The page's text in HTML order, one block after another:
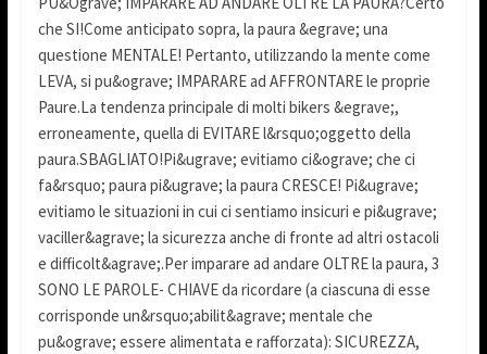
che SI!Come anticipato sopra, la paura &egrave; una
questione MENTALE! Pertanto, utilizzando la mente come
LEVA, si pu&ograve; IMPARARE ad AFFRONTARE le proprie
Paure.La tendenza principale di molti bikers &egrave;,
erroneamente, quella di EVITARE l&rsquo;oggetto della
paura.SBAGLIATO!Pi&ugrave; evitiamo ci&ograve; che ci
fa&rsquo; paura pi&ugrave; la paura CRESCE! Pi&ugrave;
evitiamo le situazioni in cui ci sentiamo insicuri e pi&ugrave;
vaciller&agrave; la sicurezza anche di fronte ad altri ostacoli
e difficolt&agrave;.Per imparare ad andare OLTRE la paura, 3
SONO LE PAROLE- CHIAVE da ricordare (a ciascuna di esse
corrisponde un&rsquo;abilit&agrave; mentale che
pu&ograve; essere alimentata e rafforzata): SICUREZZA,